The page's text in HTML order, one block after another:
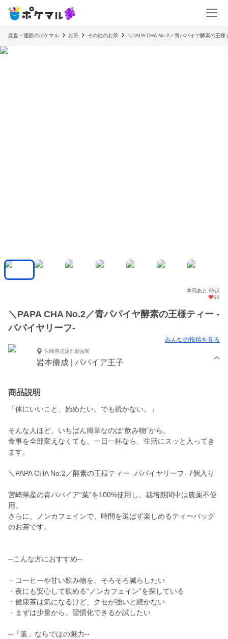
産直・通販のポケマル お茶 その他のお茶 ＼PAPA CHA No.2／青パパイヤ酵素の王様
本日あと 93点
19
＼PAPA CHA No.2／青パパイヤ酵素の王様ティー -
パパイヤリーフ-
みんなの投稿を見る
宮崎県児湯郡新富町
岩本脩成 | パパイア王子
商品説明
「体にいいこと、始めたい。でも続かない。」
そんな人ほど、いちばん簡単なのは“飲み物”から。
食事を全部変えなくても、一日一杯なら、生活にスッと入ってき
ます。
＼PAPA CHA No.2／酵素の王様ティー -パパイヤリーフ- 7個入り
宮崎県産の青パパイア“葉”を100%使用し、栽培期間中は農薬不使
用。
さらに、ノンカフェインで、時間を選ばず楽しめるティーバッグ
のお茶です。
--こんな方におすすめ--
・コーヒーや甘い飲み物を、そろそろ減らしたい
・夜にも安心して飲める“ノンカフェイン”を探している
・健康茶は気になるけど、クセが強いと続かない
・まずは少量から、習慣化できるか試したい
--「葉」ならではの魅力--